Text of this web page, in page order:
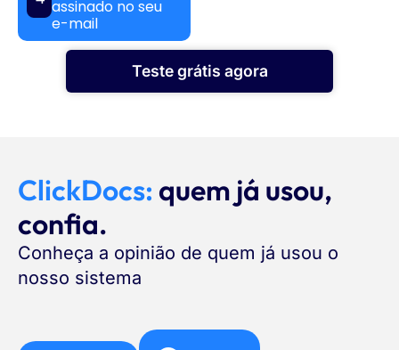
assinado no seu
e-mail
Teste grátis agora
ClickDocs: quem já usou,
confia.
Conheça a opinião de quem já usou o
nosso sistema